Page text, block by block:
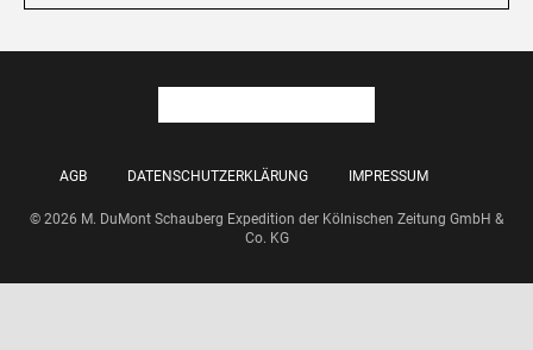
AGB DATENSCHUTZERKLÄRUNG IMPRESSUM
© 2026 M. DuMont Schauberg Expedition der Kölnischen Zeitung GmbH &
Co. KG